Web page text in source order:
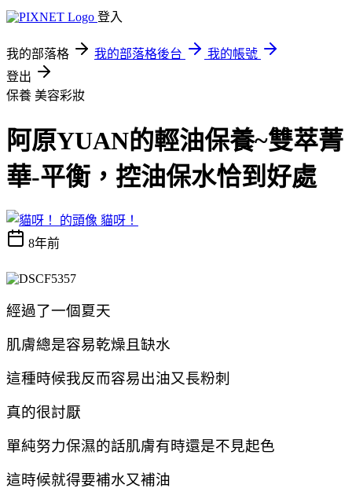
登入
我的部落格 我的部落格後台
我的帳號
登出
保養 美容彩妝
阿原YUAN的輕油保養~雙萃菁
華-平衡，控油保水恰到好處
貓呀！
8年前
經過了一個夏天
肌膚總是容易乾燥且缺水
這種時候我反而容易出油又長粉刺
真的很討厭
單純努力保濕的話肌膚有時還是不見起色
這時候就得要補水又補油